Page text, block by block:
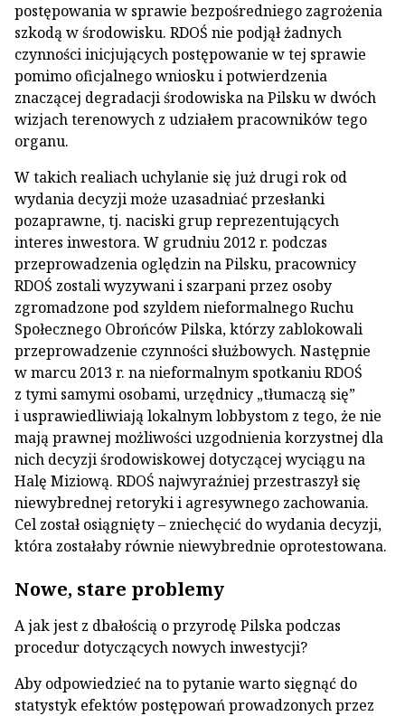
postępowania w sprawie bezpośredniego zagrożenia
szkodą w środowisku. RDOŚ nie podjął żadnych
czynności inicjujących postępowanie w tej sprawie
pomimo oficjalnego wniosku i potwierdzenia
znaczącej degradacji środowiska na Pilsku w dwóch
wizjach terenowych z udziałem pracowników tego
organu.
W takich realiach uchylanie się już drugi rok od
wydania decyzji może uzasadniać przesłanki
pozaprawne, tj. naciski grup reprezentujących
interes inwestora. W grudniu 2012 r. podczas
przeprowadzenia oględzin na Pilsku, pracownicy
RDOŚ zostali wyzywani i szarpani przez osoby
zgromadzone pod szyldem nieformalnego Ruchu
Społecznego Obrońców Pilska, którzy zablokowali
przeprowadzenie czynności służbowych. Następnie
w marcu 2013 r. na nieformalnym spotkaniu RDOŚ
z tymi samymi osobami, urzędnicy „tłumaczą się”
i usprawiedliwiają lokalnym lobbystom z tego, że nie
mają prawnej możliwości uzgodnienia korzystnej dla
nich decyzji środowiskowej dotyczącej wyciągu na
Halę Miziową. RDOŚ najwyraźniej przestraszył się
niewybrednej retoryki i agresywnego zachowania.
Cel został osiągnięty – zniechęcić do wydania decyzji,
która zostałaby równie niewybrednie oprotestowana.
Nowe, stare problemy
A jak jest z dbałością o przyrodę Pilska podczas
procedur dotyczących nowych inwestycji?
Aby odpowiedzieć na to pytanie warto sięgnąć do
statystyk efektów postępowań prowadzonych przez